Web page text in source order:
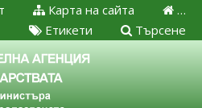
…
Карта на сайта
Търсене
Етикети